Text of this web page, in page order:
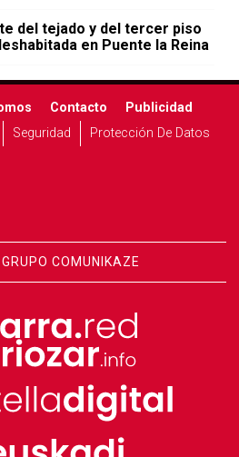
del tejado y del tercer piso
en Puente la Reina
Contacto
Publicidad
Seguridad Protección De Datos
COMUNIKAZE